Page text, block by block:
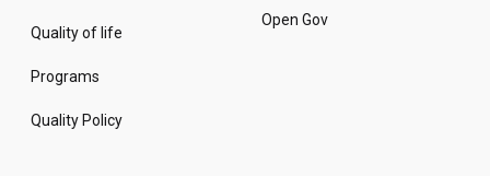
Quality of life
Programs
Quality Policy
Open Gov